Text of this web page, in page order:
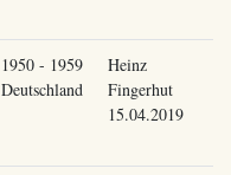
1950 - 1959
Deutschland
Heinz
Fingerhut
15.04.2019